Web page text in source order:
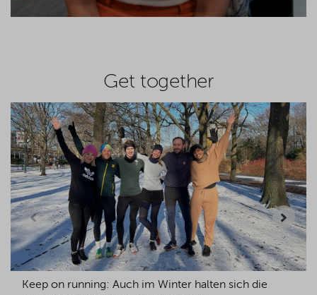
Get together
Keep on running: Auch im Winter halten sich die